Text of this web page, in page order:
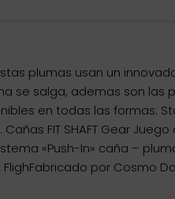
plumas usan un
se salga, ademas son las
en todas las formas:
FIT SHAFT Gear
«Push-In» caña –
por Cosmo